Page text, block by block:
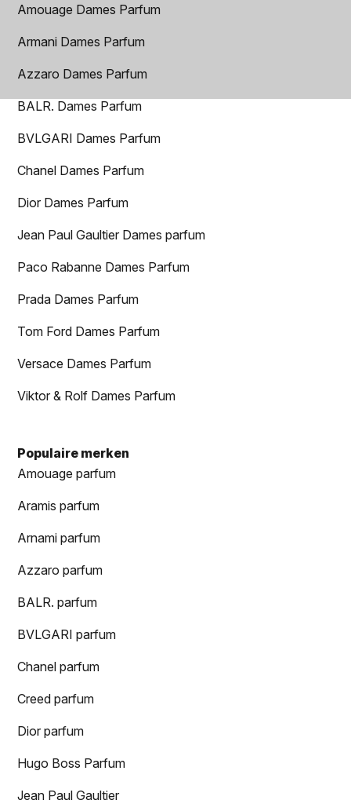
Amouage Dames Parfum
Armani Dames Parfum
Azzaro Dames Parfum
BALR. Dames Parfum
BVLGARI Dames Parfum
Chanel Dames Parfum
Dior Dames Parfum
Jean Paul Gaultier Dames parfum
Paco Rabanne Dames Parfum
Prada Dames Parfum
Tom Ford Dames Parfum
Versace Dames Parfum
Viktor & Rolf Dames Parfum
Populaire merken
Amouage parfum
Aramis parfum
Arnami parfum
Azzaro parfum
BALR. parfum
BVLGARI parfum
Chanel parfum
Creed parfum
Dior parfum
Hugo Boss Parfum
Jean Paul Gaultier